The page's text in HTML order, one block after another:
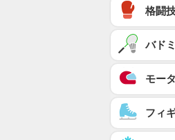
格闘
バド
モー
フィ